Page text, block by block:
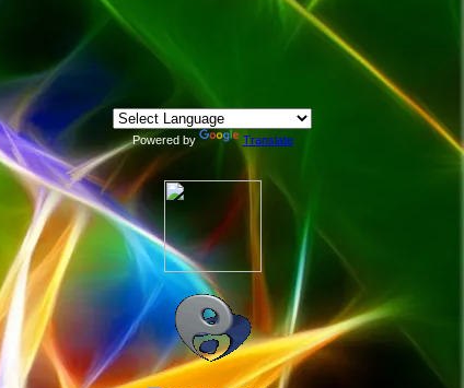
Powered by Translate